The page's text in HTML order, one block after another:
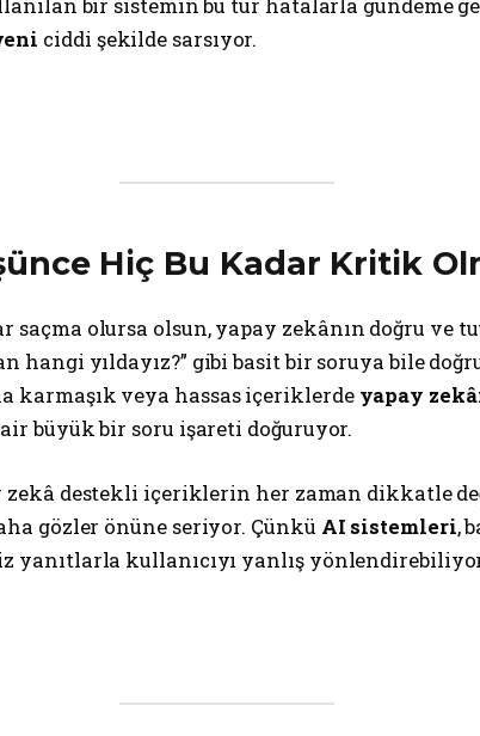
bir sistemin bu tür hatalarla gündeme
ciddi şekilde sarsıyor.
Hiç Bu Kadar Kritik
saçma olursa olsun, yapay zekânın doğru ve
hangi yıldayız?” gibi basit bir soruya bile
karmaşık veya hassas içeriklerde yapay
büyük bir soru işareti doğuruyor.
zekâ destekli içeriklerin her zaman dikkatle
gözler önüne seriyor. Çünkü AI sistemleri,
yanıtlarla kullanıcıyı yanlış